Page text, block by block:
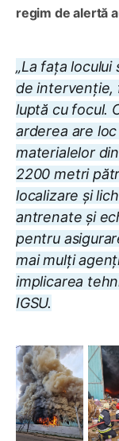
regim de alertă
„La fața
de intervenție,
luptă cu focul.
arderea are
materialelor
2200 metri
localizare și
antrenate și
pentru
mai mulți
implicarea
IGSU.